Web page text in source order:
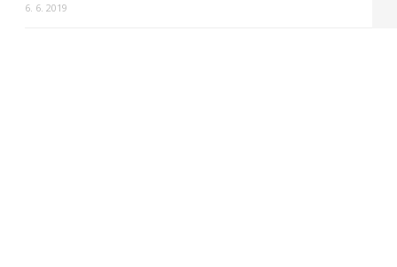
6. 6. 2019